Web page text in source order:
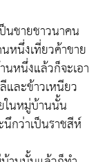
นชายชาวนาคน
นึ่งเที่ยวค้าขาย
หนึ่งแล้วก็จะเอา
ละข้าวเหนียว
ในหมู่บ้านนั้น
นึกว่าเป็นราชสีห์